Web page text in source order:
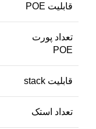
قابلیت POE
تعداد پورت
POE
قابلیت stack
تعداد استک